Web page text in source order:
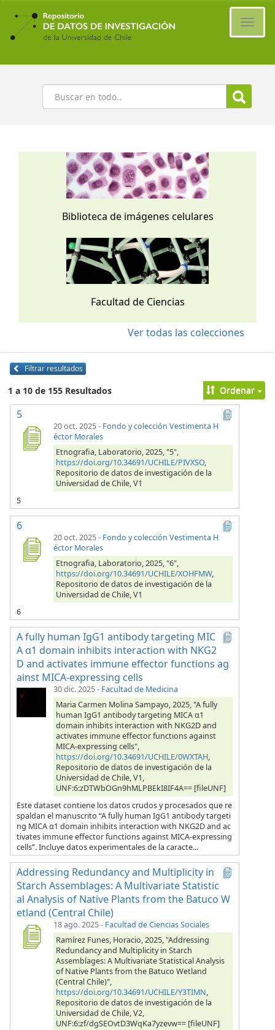
Ir
contenido
principal
Buscar
Biblioteca de imágenes celulares
Facultad de Ciencias
Ver todas las colecciones
Filtrar resultados
1 a 10 de 155 Resultados Ordenar
5
20 oct. 2025- Fondo y colección Vestimenta H
éctor Morales
Etnografia, Laboratorio, 2025, "5",
https://doi.org/10.34691/UCHILE/PIVXSO,
Repositorio de datos de investigación de la
Universidad de Chile, V1
5
6
20 oct. 2025- Fondo y colección Vestimenta H
éctor Morales
Etnografia, Laboratorio, 2025, "6",
https://doi.org/10.34691/UCHILE/XOHFMW,
Repositorio de datos de investigación de la
Universidad de Chile, V1
6
A fully human IgG1 antibody targeting MIC
A α1 domain inhibits interaction with NKG2
D and activates immune effector functions ag
ainst MICA-expressing cells
30 dic. 2025- Facultad de Medicina
Maria Carmen Molina Sampayo, 2025, "A fully
human IgG1 antibody targeting MICA α1
domain inhibits interaction with NKG2D and
activates immune effector functions against
MICA-expressing cells",
https://doi.org/10.34691/UCHILE/0WXTAH,
Repositorio de datos de investigación de la
Universidad de Chile, V1,
UNF:6:zDTWbOGn9hMLPBEkI8IF4A== [fileUNF]
Este dataset contiene los datos crudos y procesados que re
spaldan el manuscrito “A fully human IgG1 antibody targeti
ng MICA α1 domain inhibits interaction with NKG2D and ac
tivates immune effector functions against MICA-expressing
cells”. Incluye datos experimentales de la caracte...
Addressing Redundancy and Multiplicity in
Starch Assemblages: A Multivariate Statistic
al Analysis of Native Plants from the Batuco W
etland (Central Chile)
18 ago. 2025- Facultad de Ciencias Sociales
Ramírez Funes, Horacio, 2025, "Addressing
Redundancy and Multiplicity in Starch
Assemblages: A Multivariate Statistical Analysis
of Native Plants from the Batuco Wetland
(Central Chile)",
https://doi.org/10.34691/UCHILE/Y3TIMN,
Repositorio de datos de investigación de la
Universidad de Chile, V2,
UNF:6:zf/dgSEOvtD3WqKa7yzevw== [fileUNF]